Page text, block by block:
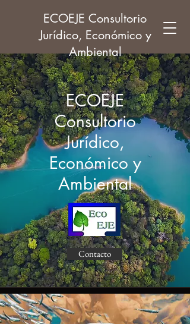
ECOEJE Consultorio
Jurídico, Económico y
Ambiental
ECOEJE
Consultorio
Jurídico,
Económico y
Ambiental
Contacto